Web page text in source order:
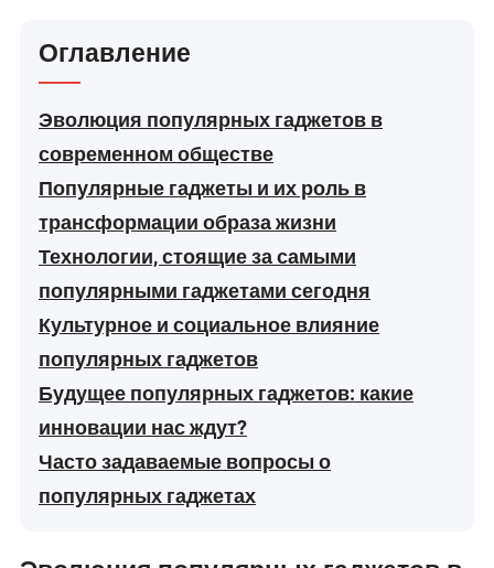
Оглавление
Эволюция популярных гаджетов в
современном обществе
Популярные гаджеты и их роль в
трансформации образа жизни
Технологии, стоящие за самыми
популярными гаджетами сегодня
Культурное и социальное влияние
популярных гаджетов
Будущее популярных гаджетов: какие
инновации нас ждут?
Часто задаваемые вопросы о
популярных гаджетах